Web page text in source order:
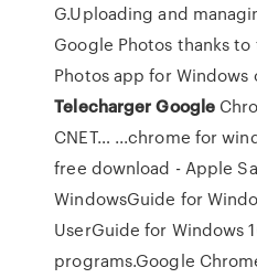
G.Uploading and
Google Photos thanks
Photos app for
Telecharger Google
CNET… ...chrome for
free download - Apple
WindowsGuide for
UserGuide for Windows
programs.Google